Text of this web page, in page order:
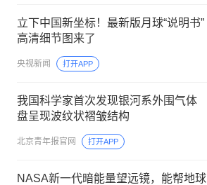
立下中国新坐标！最新版月球“说明书”
高清细节图来了
央视新闻 打开APP
我国科学家首次发现银河系外围气体
盘呈现波纹状褶皱结构
北京青年报官网 打开APP
NASA新一代暗能量望远镜，能帮地球